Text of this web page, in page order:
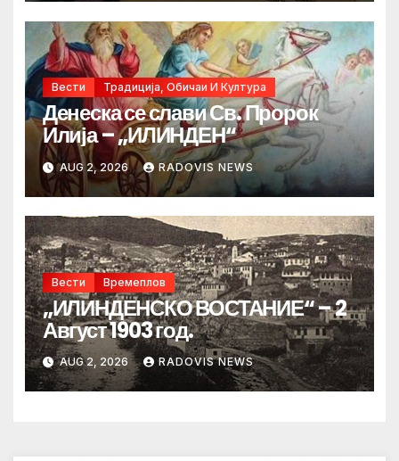
Вести Традиција, Обичаи И Култура
Денеска се слави Св. Пророк
Илија – „ИЛИНДЕН“
AUG 2, 2026 RADOVIS NEWS
Вести Времеплов
„ИЛИНДЕНСКО ВОСТАНИЕ“ – 2
Август 1903 год.
AUG 2, 2026 RADOVIS NEWS